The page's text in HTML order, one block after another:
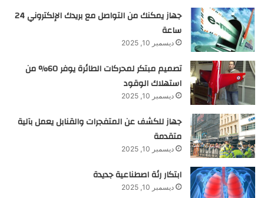
جهاز يمكنك من التواصل مع بريدك الإلكتروني 24
ساعة
ديسمبر 10, 2025
تصميم مبتكر لمحركات الطائرة يوفر 60% من
استهلاك الوقود
ديسمبر 10, 2025
جهاز للكشف عن المتفجرات والقنابل يعمل بآلية
متقدمة
ديسمبر 10, 2025
ابتكار رئة اصطناعية جديدة
ديسمبر 10, 2025